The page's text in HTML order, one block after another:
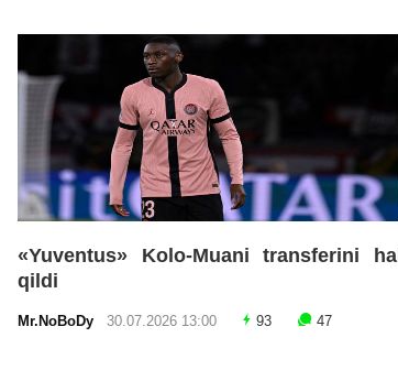
«Yuventus» Kolo-Muani transferini hal
qildi
Mr.NoBoDy 30.07.2026 13:00 93 47